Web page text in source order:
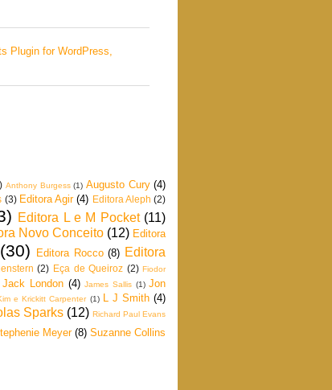
Anthony Burgess (1) Augusto Cury (4)
(3) Editora Agir (4) Editora Aleph (2)
Editora L e M Pocket (11)
Novo Conceito (12) Editora
(30) Editora Rocco (8) Editora
(2) Eça de Queiroz (2) Fiodor
Jack London (4) James Sallis (1) Jon
e Krickitt Carpenter (1) L J Smith (4)
Sparks (12) Richard Paul Evans
Meyer (8) Suzanne Collins